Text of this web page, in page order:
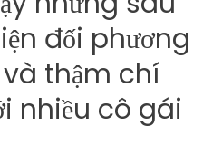
đối phương
thậm chí
nhiều cô gái